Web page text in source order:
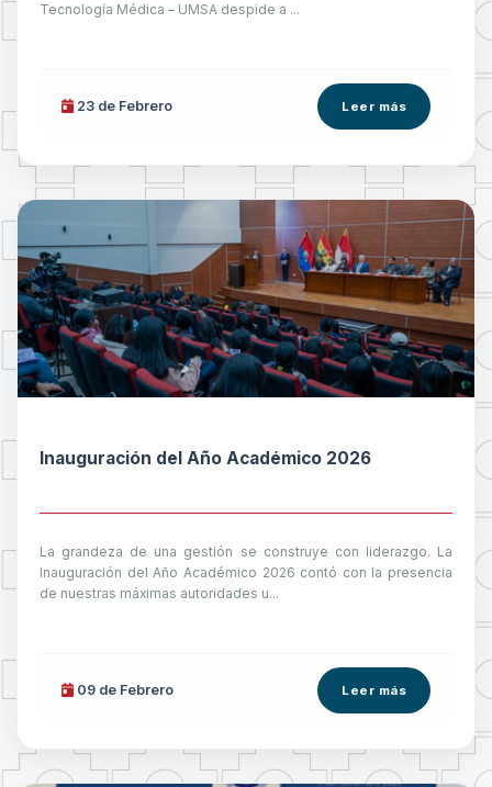
Tecnología Médica – UMSA despide a ...
23 de Febrero Leer más
Inauguración del Año Académico 2026
La grandeza de una gestión se construye con liderazgo. La
Inauguración del Año Académico 2026 contó con la presencia
de nuestras máximas autoridades u...
09 de Febrero Leer más